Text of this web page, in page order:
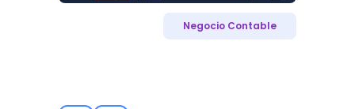
Negocio Contable